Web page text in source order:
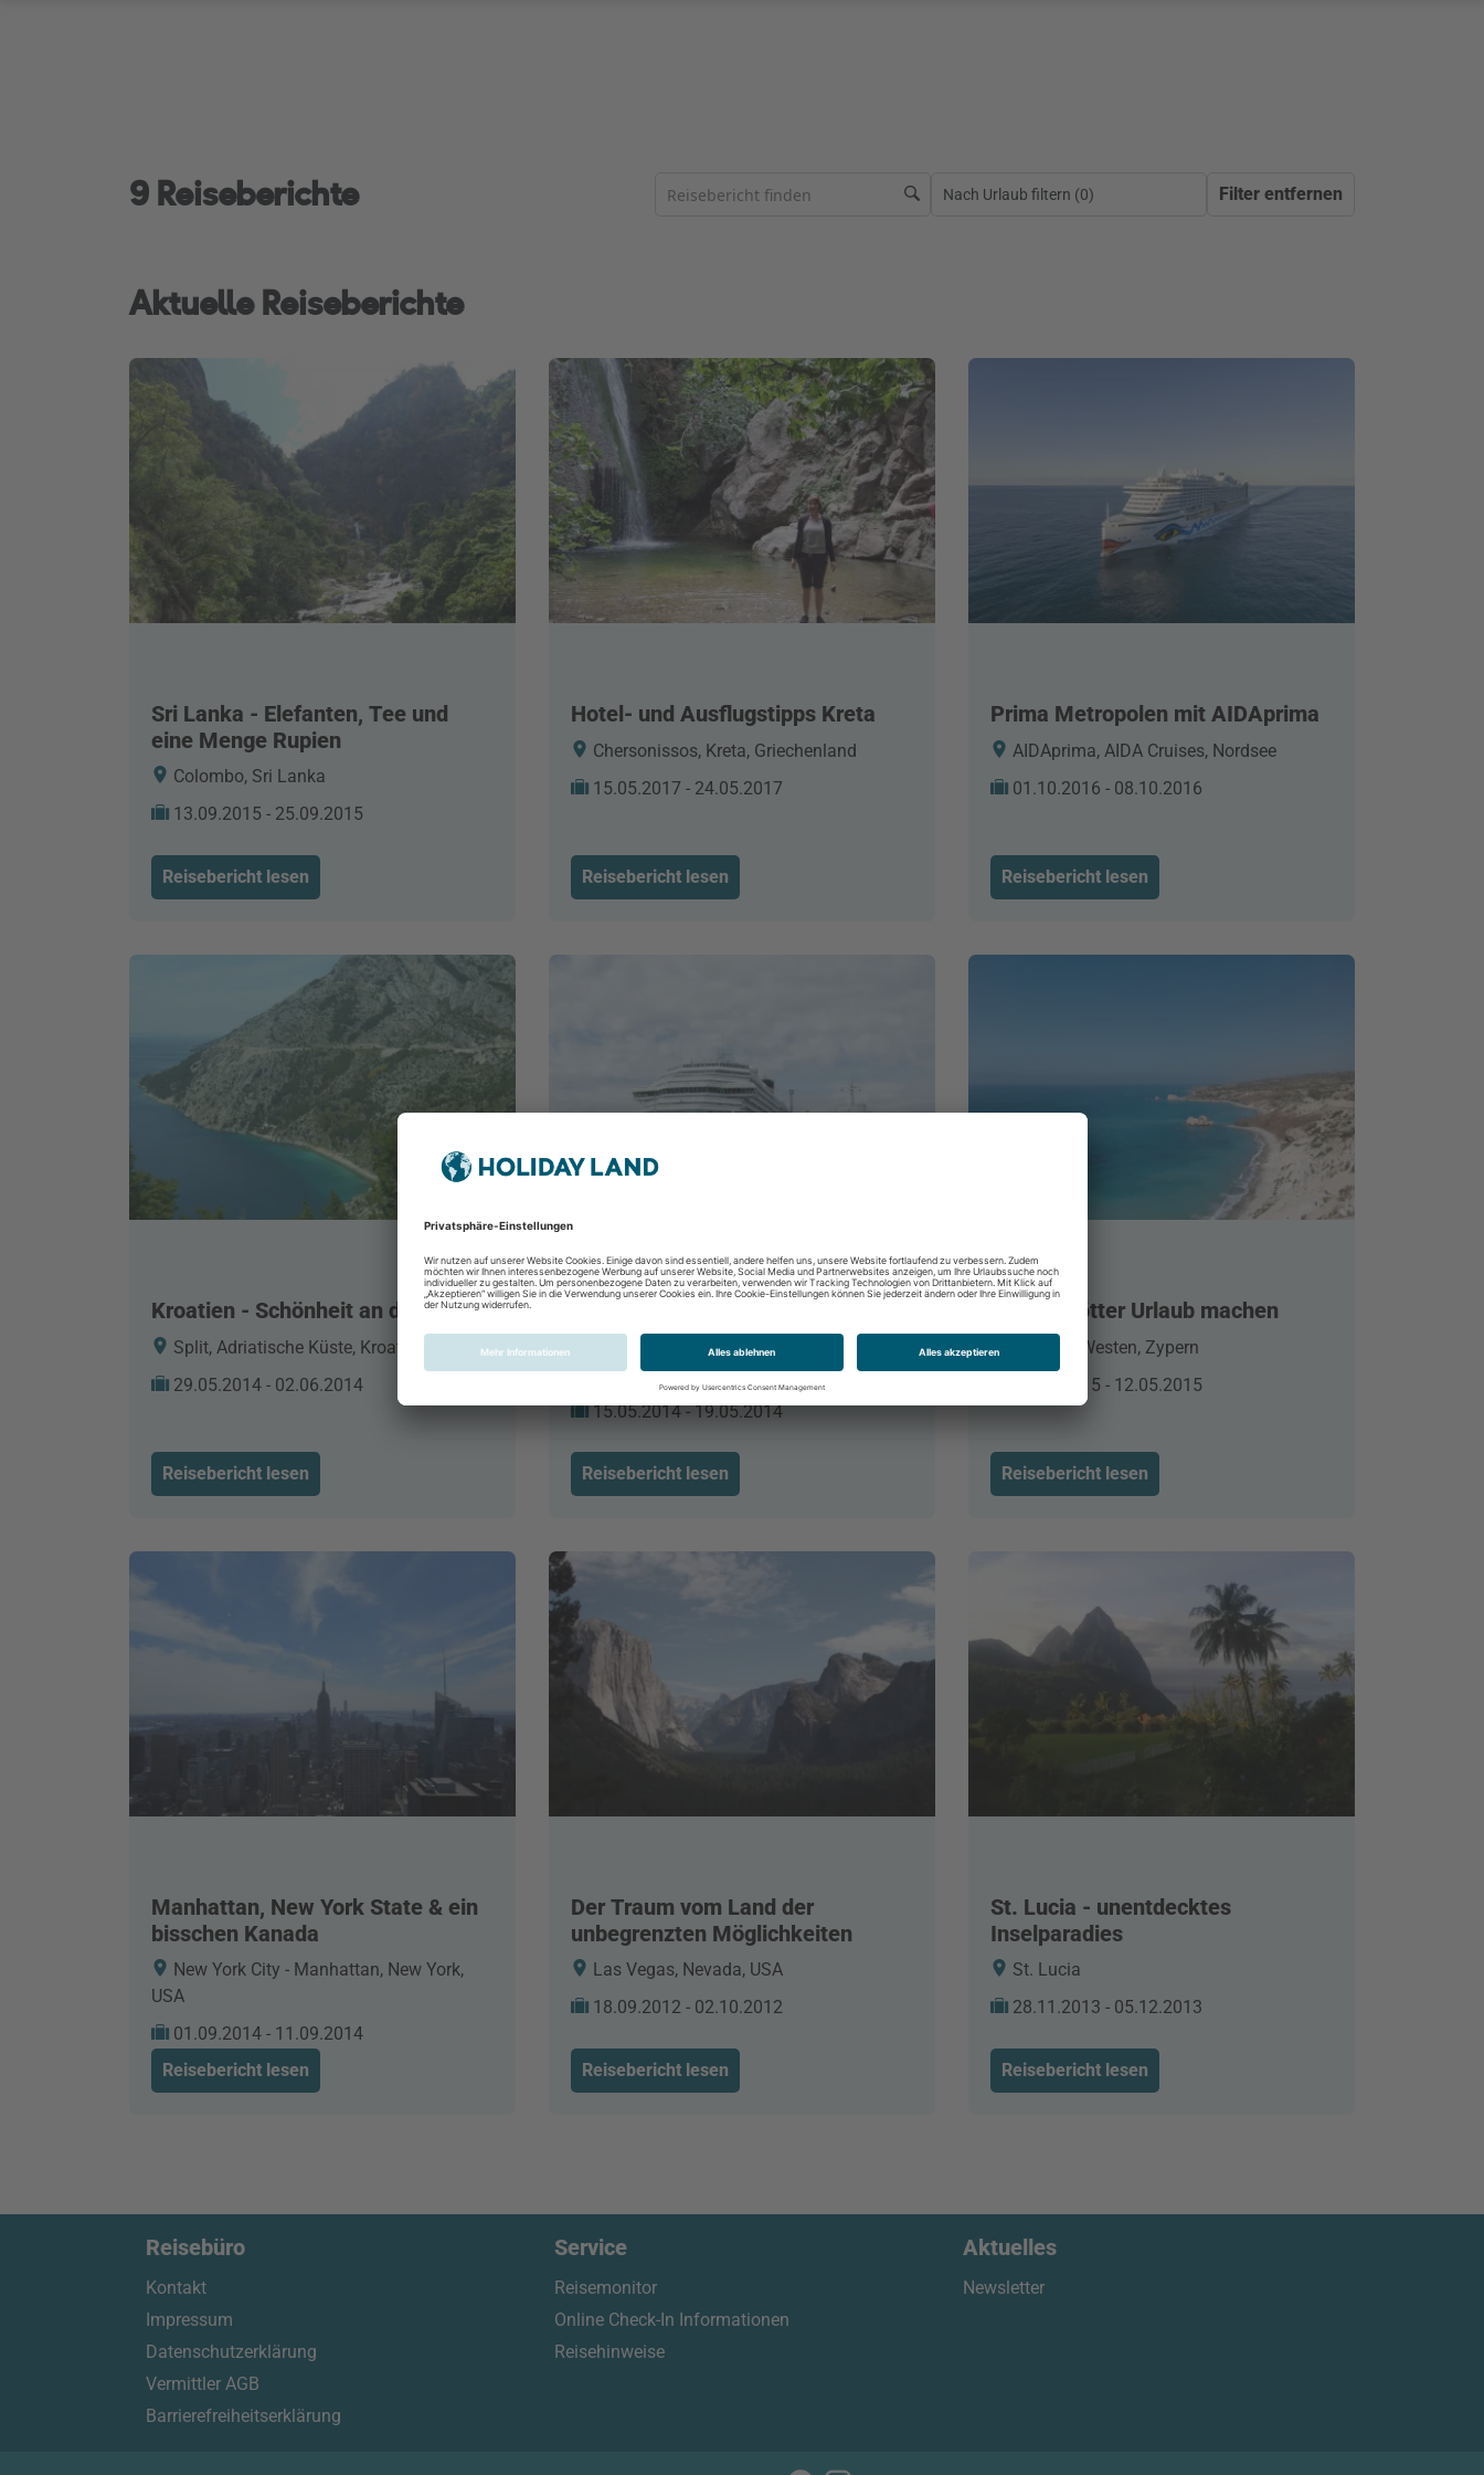
9 Reiseberichte Nach Urlaub filtern (0) Filter entfernen
Aktuelle Reiseberichte
Sri Lanka - Elefanten, Tee und
eine Menge Rupien
Colombo, Sri Lanka
13.09.2015 - 25.09.2015
Reisebericht lesen
Hotel- und Ausflugstipps Kreta
Chersonissos, Kreta, Griechenland
15.05.2017 - 24.05.2017
Reisebericht lesen
Prima Metropolen mit AIDAprima
AIDAprima, AIDA Cruises, Nordsee
01.10.2016 - 08.10.2016
Reisebericht lesen
Kroatien - Schönheit an der Adria
Split, Adriatische Küste, Kroatien
29.05.2014 - 02.06.2014
Reisebericht lesen
Costa Pacifica, Costa Kreuzfahrten,
Ostsee
15.05.2014 - 19.05.2014
Reisebericht lesen
Wo die Götter Urlaub machen
Paphos, Westen, Zypern
04.05.2015 - 12.05.2015
Reisebericht lesen
Manhattan, New York State & ein
bisschen Kanada
New York City - Manhattan, New York,
USA
01.09.2014 - 11.09.2014
Reisebericht lesen
Der Traum vom Land der
unbegrenzten Möglichkeiten
Las Vegas, Nevada, USA
18.09.2012 - 02.10.2012
Reisebericht lesen
St. Lucia - unentdecktes
Inselparadies
St. Lucia
28.11.2013 - 05.12.2013
Reisebericht lesen
Reisebüro
Kontakt
Impressum
Datenschutzerklärung
Vermittler AGB
Barrierefreiheitserklärung
Service
Reisemonitor
Online Check-In Informationen
Reisehinweise
Aktuelles
Newsletter